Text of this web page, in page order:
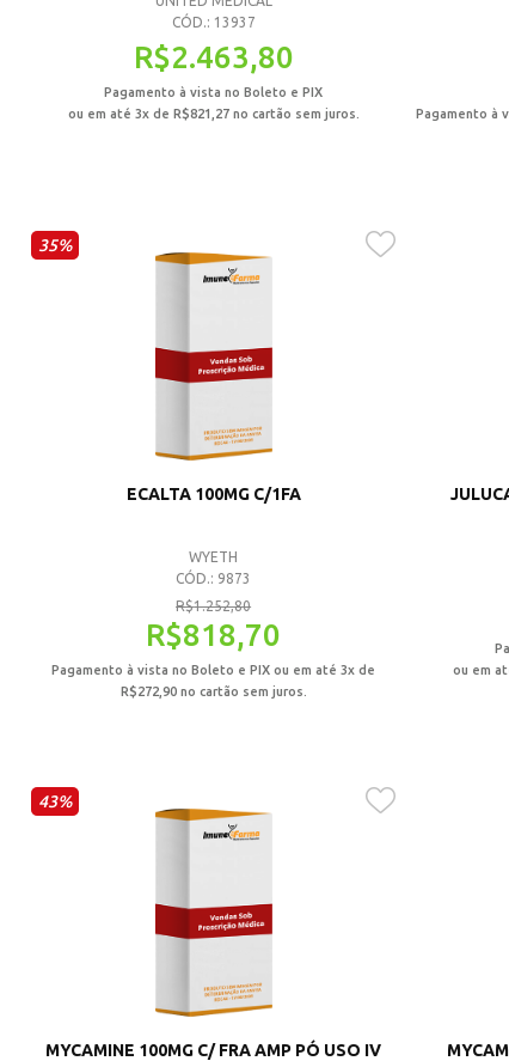
CÓD.: 13937
R$2.463,80
Pagamento à vista no Boleto e PIX
ou em até 3x de R$821,27no cartão sem juros. Pagamento à
35%
ECALTA 100MG C/1FA
WYETH
CÓD.: 9873
R$1.252,80
R$818,70
Pagamento à vista no Boleto e PIX ou em até 3x de
R$272,90no cartão sem juros.
ou em
43%
MYCAMINE 100MG C/ FRA AMP PÓ USO IV